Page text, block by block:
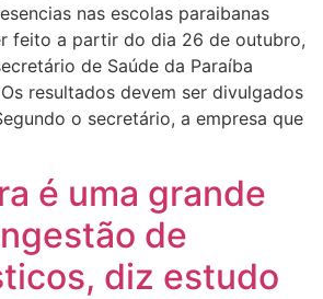
nas escolas paraibanas
feito a partir do dia 26 de outubro,
de Saúde da Paraíba
resultados devem ser divulgados
o secretário, a empresa que
é uma grande
de
diz estudo